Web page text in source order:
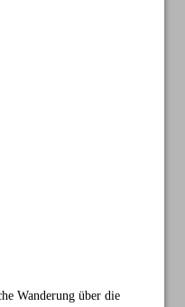
Wanderung über die